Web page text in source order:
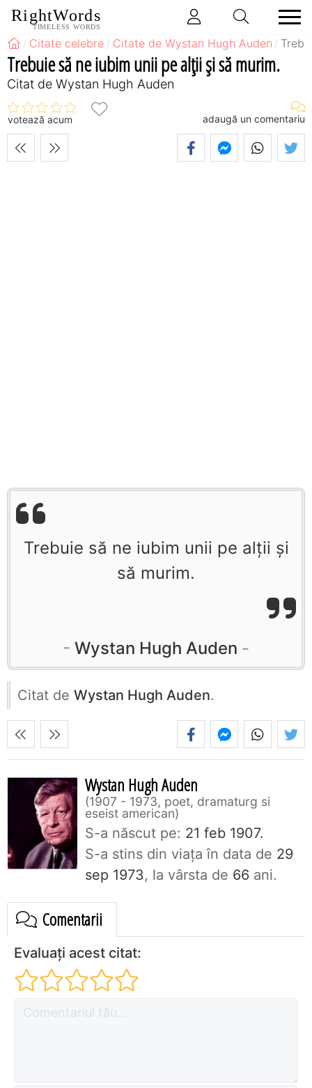
RightWords
TIMELESS WORDS
Citate celebre Citate de Wystan Hugh Auden
Trebuie să ne iubim unii pe alţii şi să murim.
Citat de Wystan Hugh Auden
votează acum adaugă un comentariu
Trebuie să ne iubim unii pe alţii şi
să murim.
Wystan Hugh Auden
Citat de Wystan Hugh Auden.
Wystan Hugh Auden
1907 - 1973, poet, dramaturg si
eseist american
S-a născut pe: 21 feb 1907.
S-a stins din viaţa în data de 29
sep 1973, la vârsta de 66 ani.
Comentarii
Evaluați acest citat: